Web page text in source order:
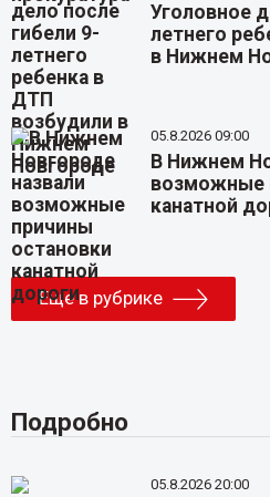
Уголовное
летнего
в Нижнем
05.8.2026 09:00
В Нижнем
возможные
канатной
Еще в рубрике
Подробно
05.8.2026 20:00